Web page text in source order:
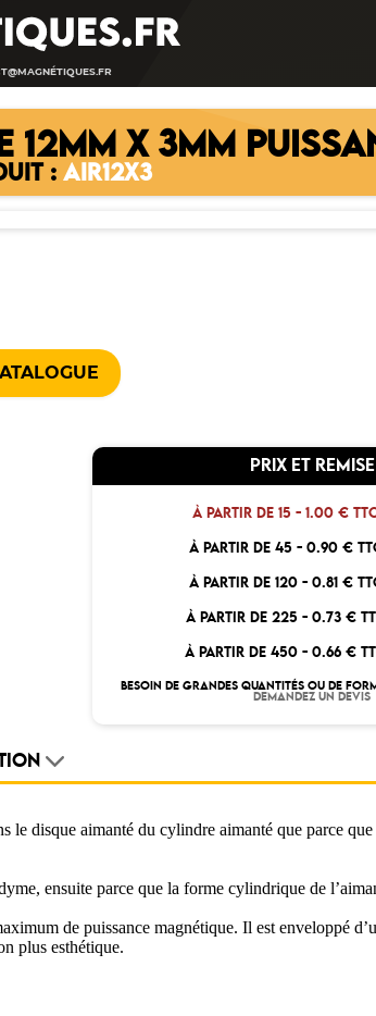
12MM X 3MM
: AIR12X3
PRIX ET REMISE
À PARTIR DE 15 - 1.00 €
À PARTIR DE 45 - 0.90 €
À PARTIR DE 120 - 0.81 €
À PARTIR DE 225 - 0.73 €
À PARTIR DE 450 - 0.66 €
BESOIN DE GRANDES QUANTITÉS OU DE
DEMANDEZ UN DEVIS
disque aimanté du cylindre aimanté que parce
ensuite parce que la forme cylindrique de
de puissance magnétique. Il est enveloppé
plus esthétique.